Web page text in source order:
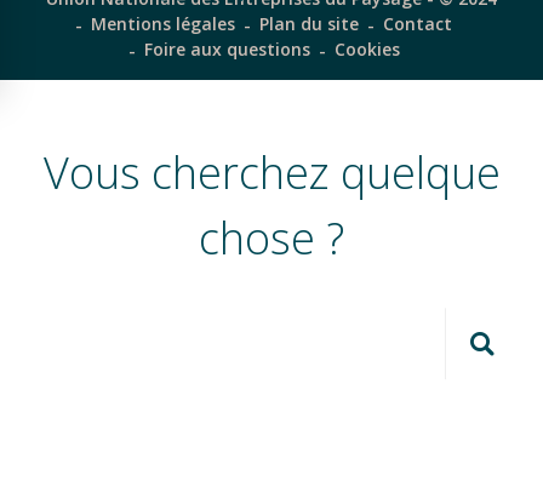
Mentions légales
Plan du site
Contact
Foire aux questions
Cookies
Vous cherchez quelque
chose ?